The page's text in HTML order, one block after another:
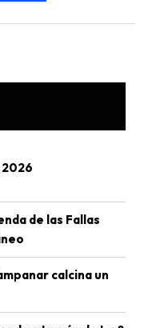
de las Fallas
calcina un